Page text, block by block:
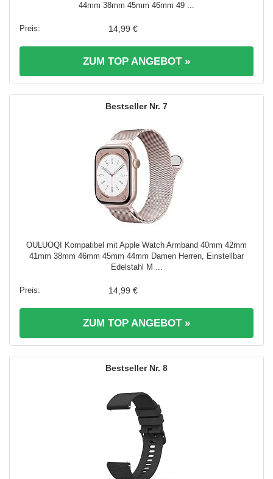
44mm 38mm 45mm 46mm 49 ...
14,99 €
ZUM TOP ANGEBOT »
7
OULUOQI Kompatibel mit Apple Watch Armband 40mm 42mm
41mm 38mm 46mm 45mm 44mm Damen Herren, Einstellbar
Edelstahl M ...
14,99 €
ZUM TOP ANGEBOT »
8